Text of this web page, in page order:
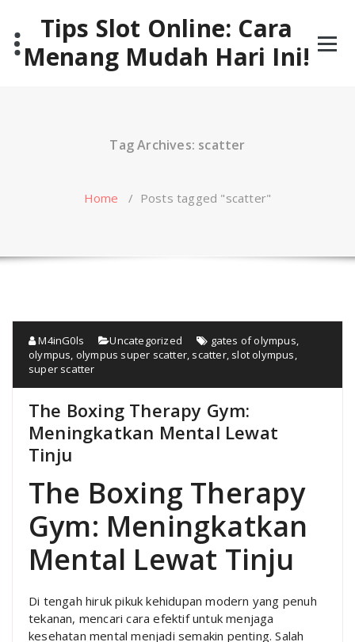
content Tips Slot Online: Cara
Menang Mudah Hari Ini!
Tag Archives: scatter
Home / Posts tagged "scatter"
M4inG0ls Uncategorized gates of olympus
olympus olympus super scatter scatter, slot olympus
super scatter
The Boxing Therapy Gym:
Meningkatkan Mental Lewat
Tinju
The Boxing Therapy
Gym: Meningkatkan
Mental Lewat Tinju
Di tengah hiruk pikuk kehidupan modern yang penuh
tekanan, mencari cara efektif untuk menjaga
kesehatan mental menjadi semakin penting. Salah